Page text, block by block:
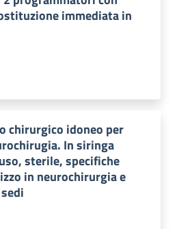
immediata in
chirurgico idoneo per
In siringa
sterile, specifiche
in neurochirurgia e